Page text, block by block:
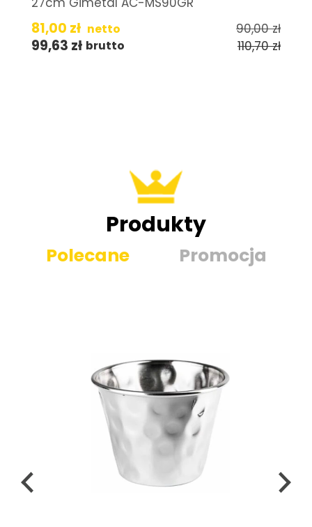
81,00 zł netto 90,00zł
99,63 zł brutto 110,70zł
Produkty
Polecane Promocja